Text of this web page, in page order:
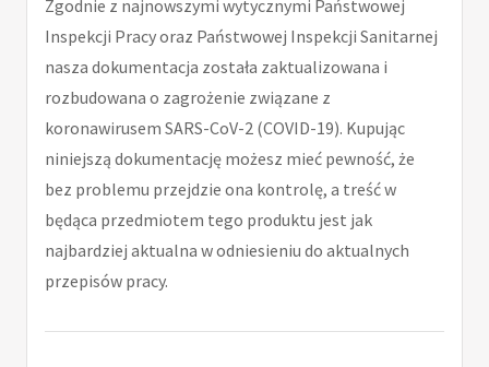
Zgodnie z najnowszymi wytycznymi Państwowej
Inspekcji Pracy oraz Państwowej Inspekcji Sanitarnej
nasza dokumentacja została zaktualizowana i
rozbudowana o zagrożenie związane z
koronawirusem SARS-CoV-2 (COVID-19). Kupując
niniejszą dokumentację możesz mieć pewność, że
bez problemu przejdzie ona kontrolę, a treść w
będąca przedmiotem tego produktu jest jak
najbardziej aktualna w odniesieniu do aktualnych
przepisów pracy.